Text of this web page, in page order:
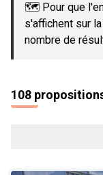
🗺️ Pour que
s'affichent sur
nombre de
108